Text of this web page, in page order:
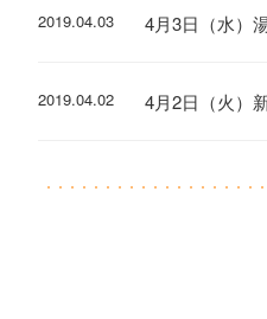
2019.04.03 4月3日（水）
2019.04.02 4月2日（火）